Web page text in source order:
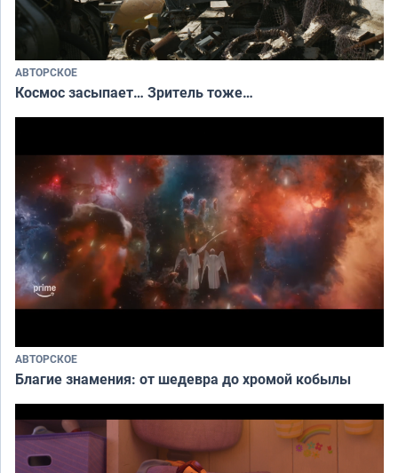
АВТОРСКОЕ
Космос засыпает… Зритель тоже…
АВТОРСКОЕ
Благие знамения: от шедевра до хромой кобылы